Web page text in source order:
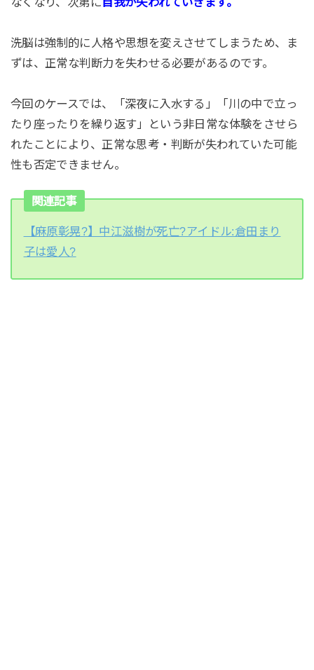
洗脳は強制的に人格や思想を変えさせてしまうため、ま
ずは、正常な判断力を失わせる必要があるのです。
今回のケースでは、「深夜に入水する」「川の中で立っ
たり座ったりを繰り返す」という非日常な体験をさせら
れたことにより、正常な思考・判断が失われていた可能
性も否定できません。
関連記事
【麻原彰晃?】中江滋樹が死亡?アイドル:倉田まり
子は愛人?